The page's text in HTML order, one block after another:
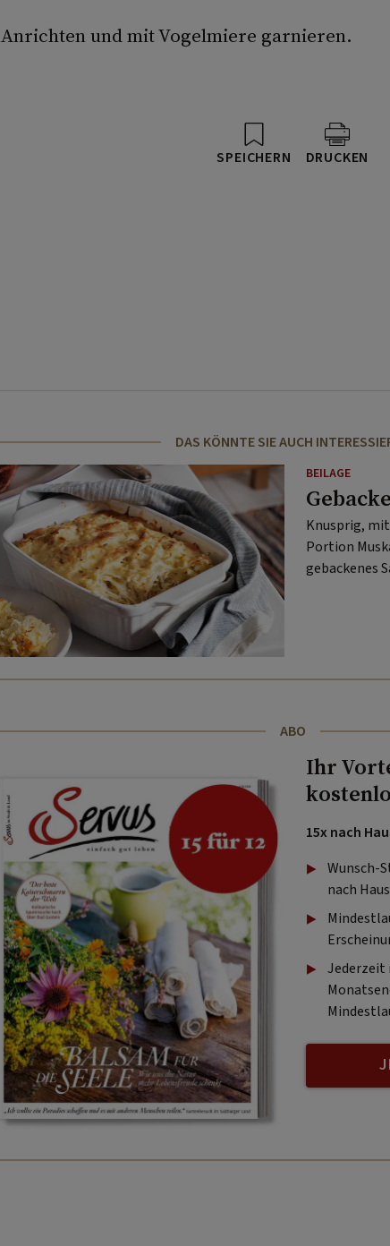
Anrichten und mit Vogelmiere garnieren.
SPEICHERN DRUCKEN
DAS KÖNNTE SIE AUCH
BEILAGE
Knusprig,
Portion
gebackenes
ABO
Ihr
15x nach
Wunsch-
nach
Jederzeit